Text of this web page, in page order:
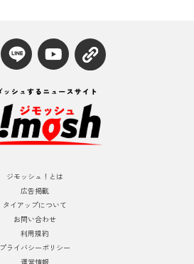
ジモッシュ！とは
広告掲載
タイアップについて
お問い合わせ
利用規約
プライバシーポリシー
運営情報